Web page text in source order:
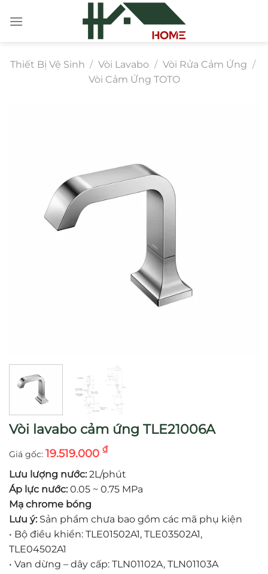
đến
Thiết Bị Vệ Sinh / Vòi Lavabo / Vòi Rửa Cảm Ứng /
Vòi Cảm Ứng TOTO
Vòi lavabo cảm ứng TLE21006A
19.519.000 ₫
Lưu lượng nước: 2L/phút
Áp lực nước: 0.05 ~ 0.75 MPa
Mạ chrome bóng
Lưu ý: Sản phẩm chưa bao gồm các mã phụ kiện
• Bộ điều khiển: TLE01502A1, TLE03502A1,
TLE04502A1
• Van dừng – dây cấp: TLN01102A, TLN01103A